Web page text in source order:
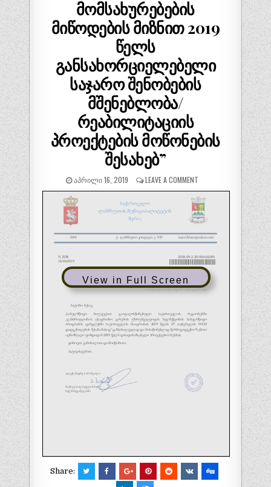
მომსახურებების
მიწოდების მიზნით 2019
წელს
განსახორციელებელი
საჯარო შენობების
მშენებლობა/
რეაბილიტაციის
პროექტების მოწონების
შესახებ”
ᲐᲞᲠᲘᲚᲘ 16, 2019 LEAVE A COMMENT
View in Full Screen
Share: